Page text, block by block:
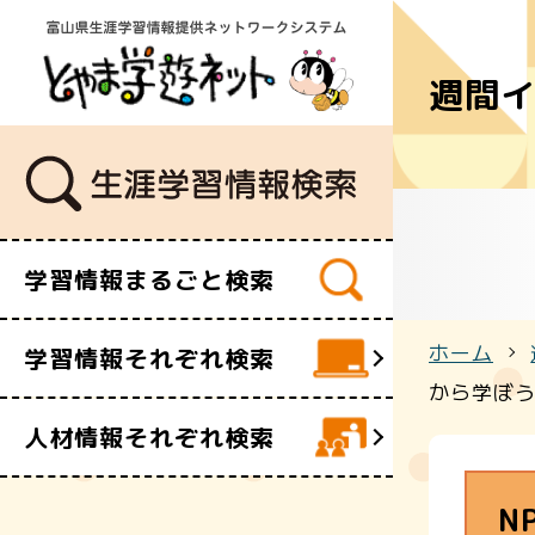
学習情報まるごと検索
学習情報それぞれ検索
学習講座
団体・サ
人材情報それぞれ検索
講師・指
ボランテ
週間
ホーム
から学ぼ